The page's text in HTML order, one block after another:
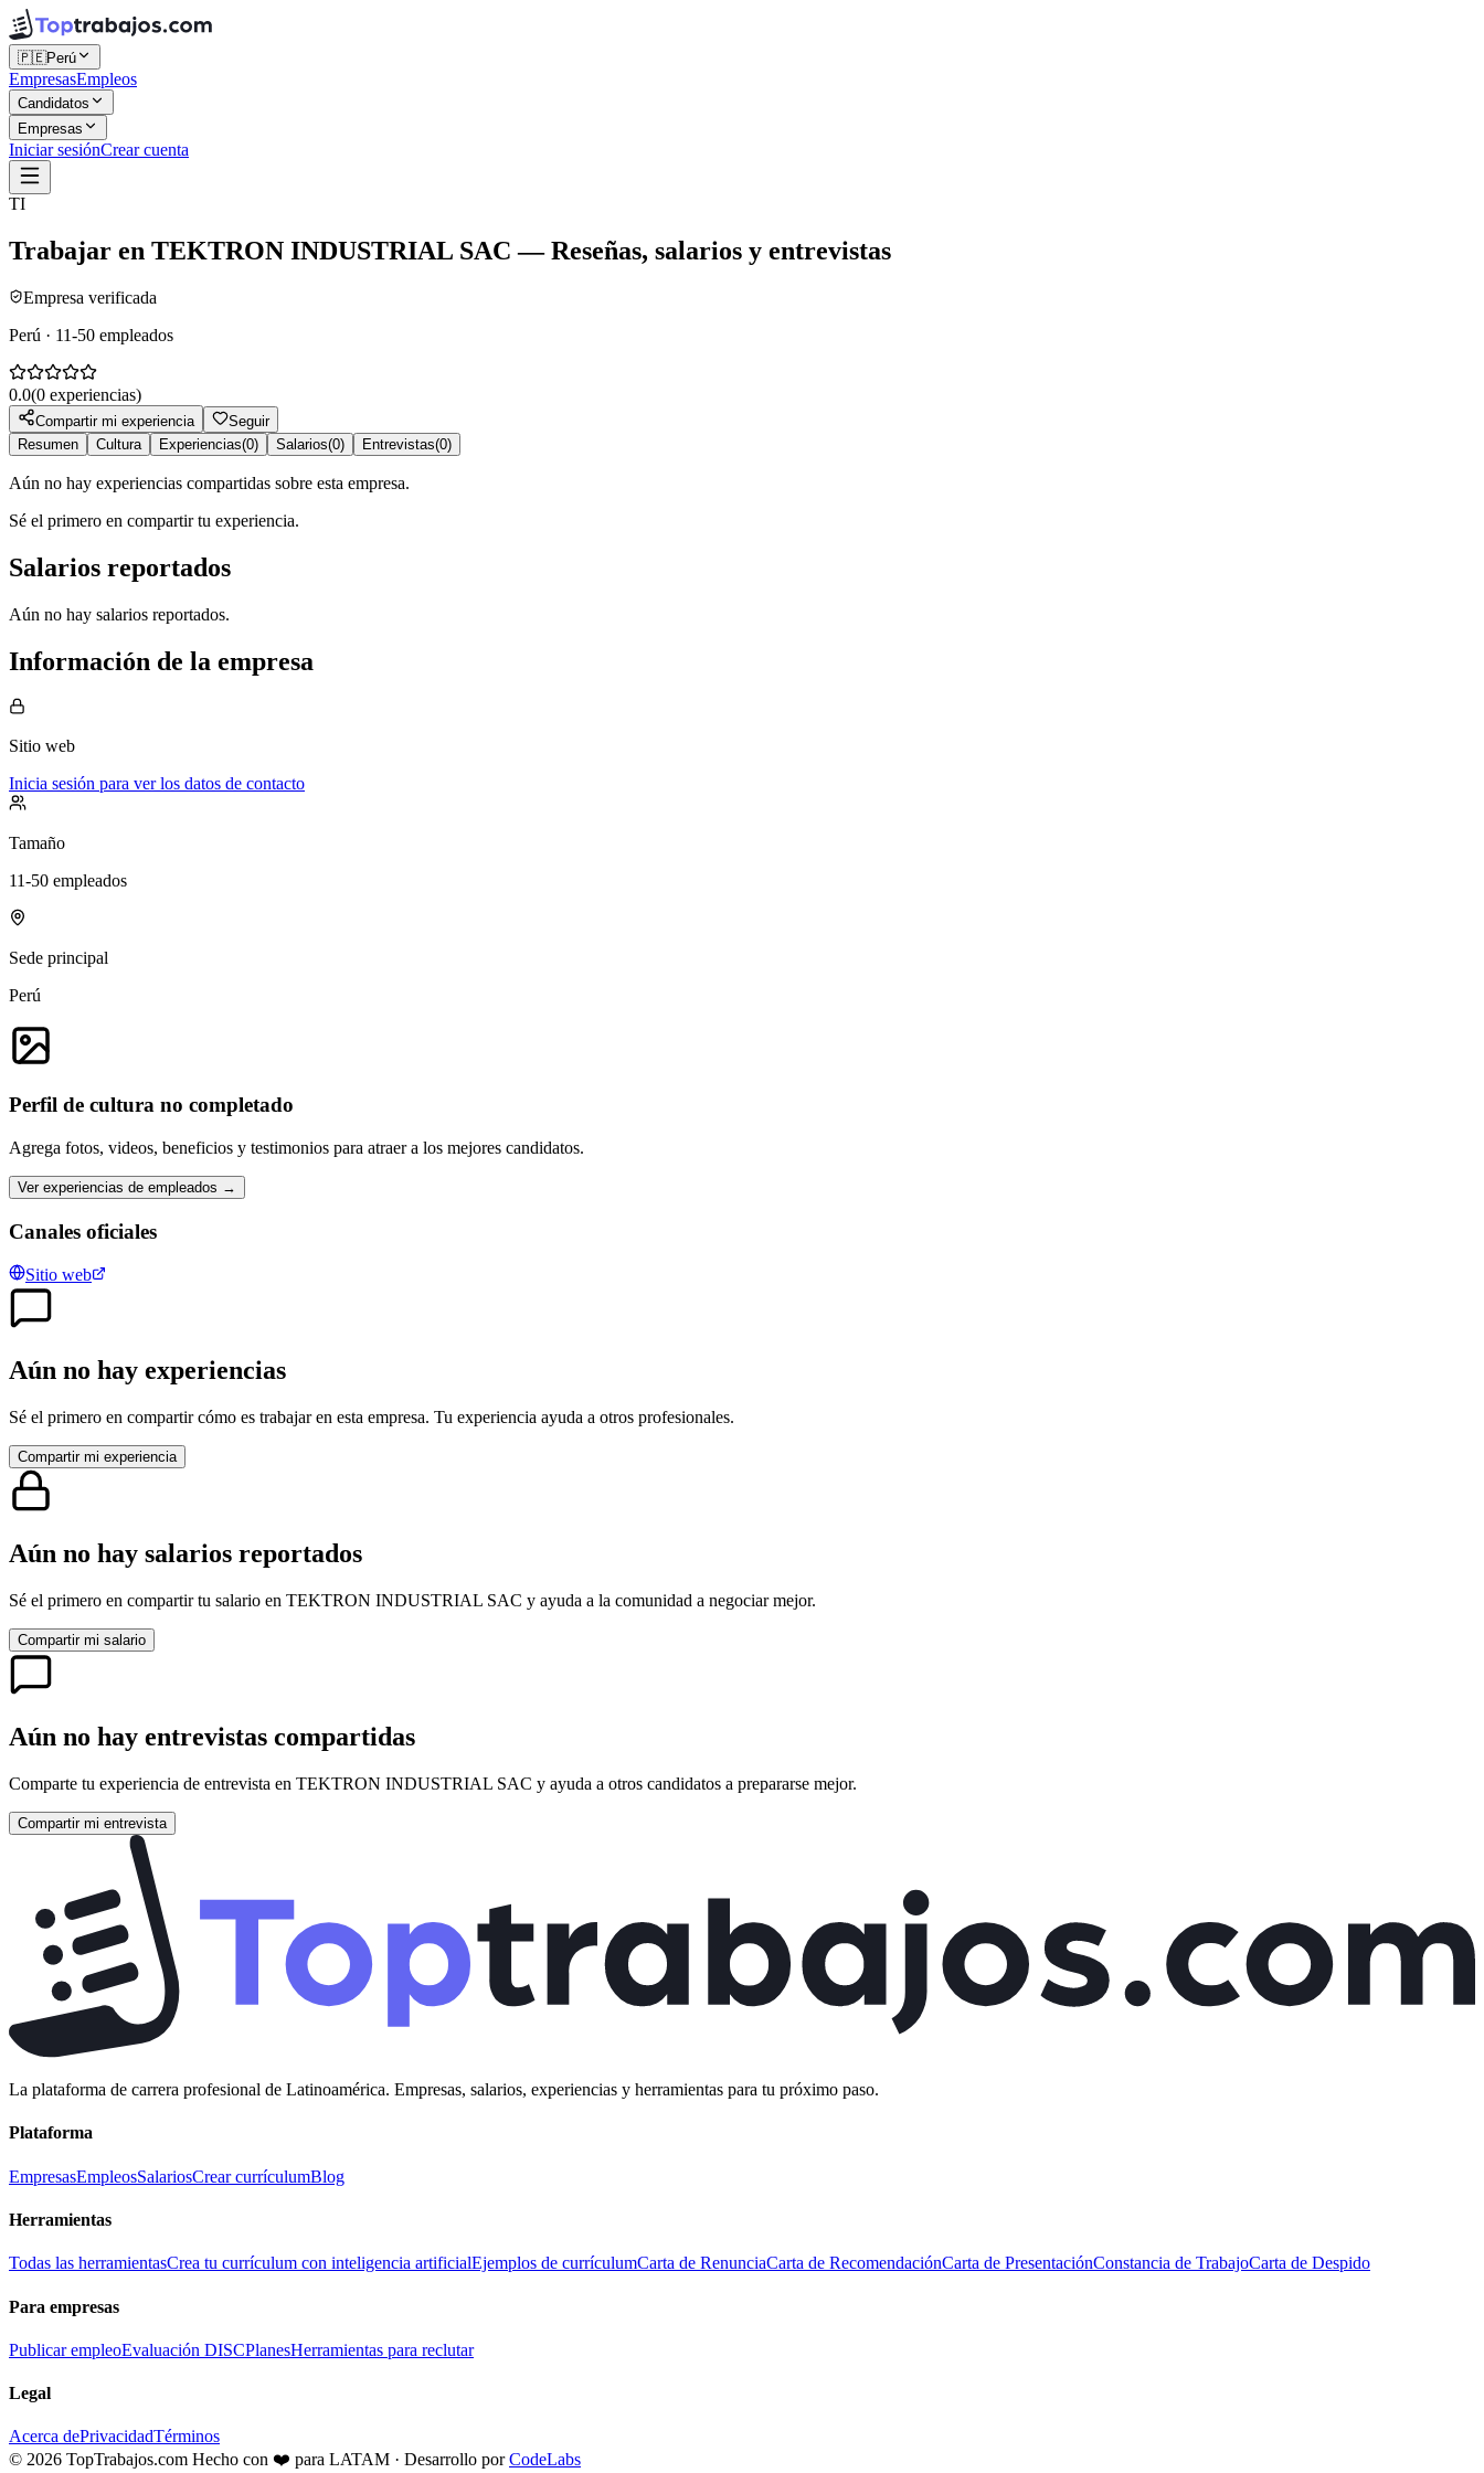
🇵🇪Perú
EmpresasEmpleos
Candidatos
Empresas
Iniciar sesiónCrear cuenta
TI
Trabajar en TEKTRON INDUSTRIAL SAC — Reseñas, salarios y entrevistas
Empresa verificada
Perú · 11-50 empleados
0.0(0 experiencias)
Compartir mi experiencia
Seguir
Resumen
Cultura Experiencias(0) Salarios(0) Entrevistas(0)
Aún no hay experiencias compartidas sobre esta empresa.
Sé el primero en compartir tu experiencia.
Salarios reportados
Aún no hay salarios reportados.
Información de la empresa
Sitio web
Inicia sesión para ver los datos de contacto
Tamaño
11-50 empleados
Sede principal
Perú
Perfil de cultura no completado
Agrega fotos, videos, beneficios y testimonios para atraer a los mejores candidatos.
Ver experiencias de empleados →
Canales oficiales
Sitio web
Aún no hay experiencias
Sé el primero en compartir cómo es trabajar en esta empresa. Tu experiencia ayuda a otros profesionales.
Compartir mi experiencia
Aún no hay salarios reportados
Sé el primero en compartir tu salario en TEKTRON INDUSTRIAL SAC y ayuda a la comunidad a negociar mejor.
Compartir mi salario
Aún no hay entrevistas compartidas
Comparte tu experiencia de entrevista en TEKTRON INDUSTRIAL SAC y ayuda a otros candidatos a prepararse mejor.
Compartir mi entrevista
La plataforma de carrera profesional de Latinoamérica. Empresas, salarios, experiencias y herramientas para tu próximo paso.
Plataforma
EmpresasEmpleosSalariosCrear currículumBlog
Herramientas
Todas las herramientasCrea tu currículum con inteligencia artificialEjemplos de currículumCarta de RenunciaCarta de RecomendaciónCarta de PresentaciónConstancia de TrabajoCarta de Despido
Para empresas
Publicar empleoEvaluación DISCPlanesHerramientas para reclutar
Legal
Acerca dePrivacidadTérminos
© 2026 TopTrabajos.com Hecho con ❤️ para LATAM · Desarrollo por CodeLabs